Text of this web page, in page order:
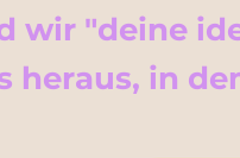
wir "deine
heraus, in